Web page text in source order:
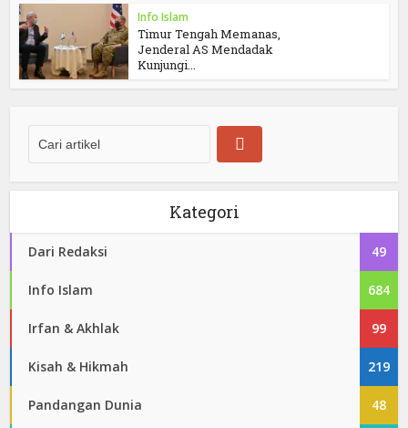
Info Islam
Timur Tengah Memanas,
Jenderal AS Mendadak
Kunjungi...
Kategori
Dari Redaksi 49
Info Islam 684
Irfan & Akhlak 99
Kisah & Hikmah 219
Pandangan Dunia 48